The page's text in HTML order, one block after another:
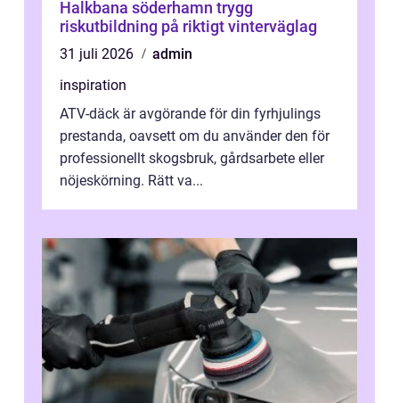
Halkbana söderhamn trygg
riskutbildning på riktigt vinterväglag
31 juli 2026
admin
inspiration
ATV-däck är avgörande för din fyrhjulings
prestanda, oavsett om du använder den för
professionellt skogsbruk, gårdsarbete eller
nöjeskörning. Rätt va...